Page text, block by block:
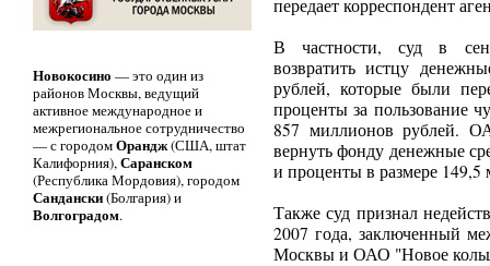
передает корреспондент
В частности, суд в
возвратить истцу
рублей, которые были
проценты за пользование
857 миллионов рублей.
вернуть фонду денежные
и проценты в размере 149,5
Также суд признал
2007 года, заключенный
Москвы и ОАО "Новое
Новокосино — это один из
районов Москвы, ведущий
активное международное и
межрегиональное сотрудничество
— с городомОрандж(США, штат
Калифорния),Саранском
(Республика Мордовия), городом
Сандански(Болгария) и
Волгоградом.